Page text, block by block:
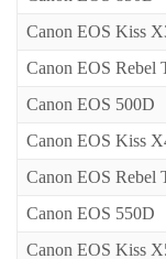
Canon EOS Kiss
Canon EOS Rebel
Canon EOS 500D
Canon EOS Kiss
Canon EOS Rebel
Canon EOS 550D
Canon EOS Kiss